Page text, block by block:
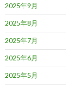
2025年9月
2025年8月
2025年7月
2025年6月
2025年5月